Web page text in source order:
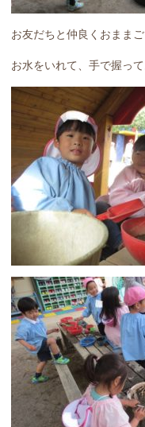
お友だちと仲良くおままご
お水をいれて、手で握っ